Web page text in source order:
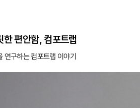
한 편안함, 컴포트랩
연구하는 컴포트랩 이야기